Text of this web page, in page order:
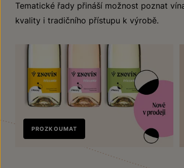
Tematické řady přináší možnost poznat
kvality i tradičního přístupu k výrobě.
Nově
v prodeji
PROZKOUMAT